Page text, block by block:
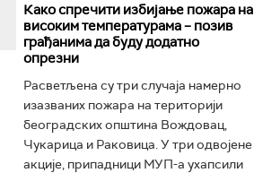
Како спречити избијање пожара на
високим температурама – позив
грађанима да буду додатно
опрезни
Расветљена су три случаја намерно
изазваних пожара на територији
београдских општина Вождовац,
Чукарица и Раковица. У три одвојене
акције, припадници МУП-а ухапсили